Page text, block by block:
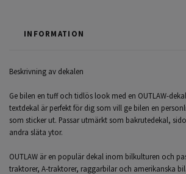
INFORMATION
Beskrivning av dekalen
Ge bilen en tuff och tidlös look med en OUTLAW-dekal
textdekal är perfekt för dig som vill ge bilen en
som sticker ut. Passar utmärkt som bakrutedekal,
andra släta ytor.
OUTLAW är en populär dekal inom bilkulturen och
traktorer, A-traktorer, raggarbilar och amerikanska